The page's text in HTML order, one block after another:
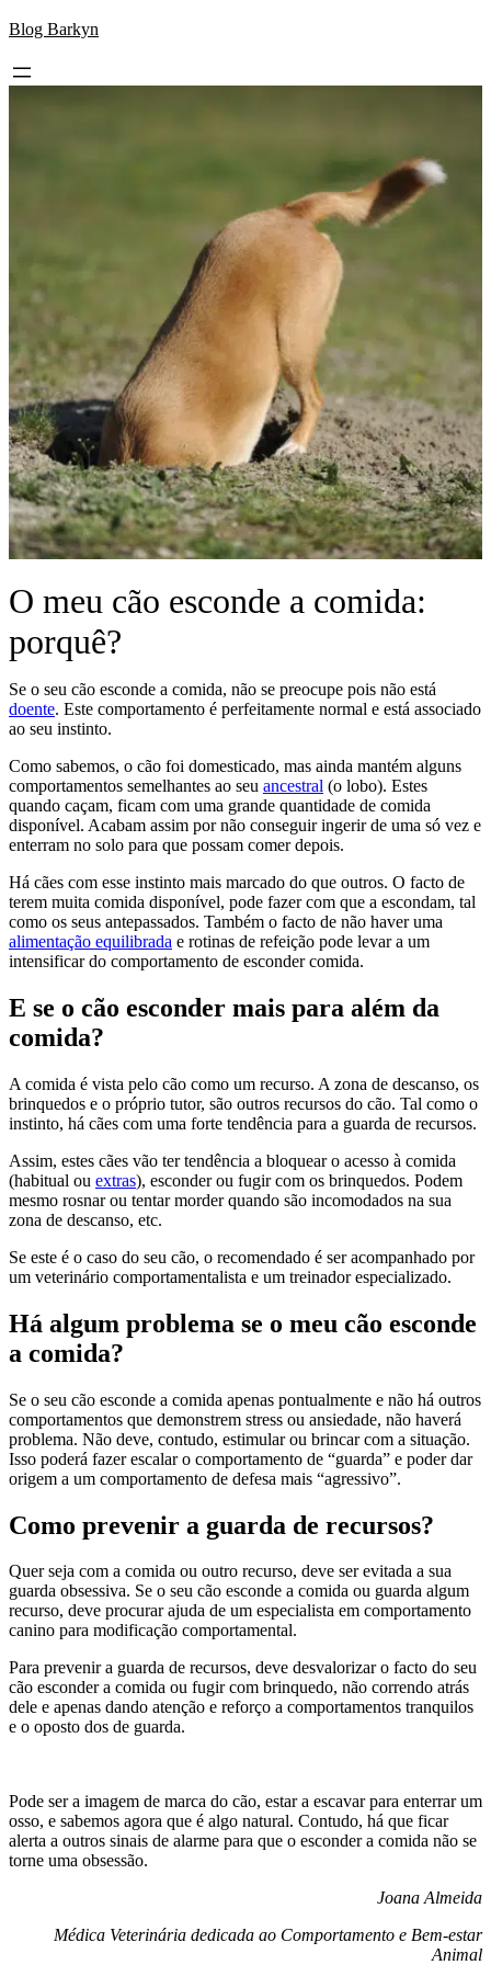
Skip
content
Blog Barkyn
O meu cão esconde a comida:
porquê?
Se o seu cão esconde a comida, não se preocupe pois não está
doente. Este comportamento é perfeitamente normal e está associado
ao seu instinto.
Como sabemos, o cão foi domesticado, mas ainda mantém alguns
comportamentos semelhantes ao seu ancestral (o lobo). Estes
quando caçam, ficam com uma grande quantidade de comida
disponível. Acabam assim por não conseguir ingerir de uma só vez e
enterram no solo para que possam comer depois.
Há cães com esse instinto mais marcado do que outros. O facto de
terem muita comida disponível, pode fazer com que a escondam, tal
como os seus antepassados. Também o facto de não haver uma
alimentação equilibrada e rotinas de refeição pode levar a um
intensificar do comportamento de esconder comida.
E se o cão esconder mais para além da
comida?
A comida é vista pelo cão como um recurso. A zona de descanso, os
brinquedos e o próprio tutor, são outros recursos do cão. Tal como o
instinto, há cães com uma forte tendência para a guarda de recursos.
Assim, estes cães vão ter tendência a bloquear o acesso à comida
(habitual ou extras), esconder ou fugir com os brinquedos. Podem
mesmo rosnar ou tentar morder quando são incomodados na sua
zona de descanso, etc.
Se este é o caso do seu cão, o recomendado é ser acompanhado por
um veterinário comportamentalista e um treinador especializado.
Há algum problema se o meu cão esconde
a comida?
Se o seu cão esconde a comida apenas pontualmente e não há outros
comportamentos que demonstrem stress ou ansiedade, não haverá
problema. Não deve, contudo, estimular ou brincar com a situação.
Isso poderá fazer escalar o comportamento de “guarda” e poder dar
origem a um comportamento de defesa mais “agressivo”.
Como prevenir a guarda de recursos?
Quer seja com a comida ou outro recurso, deve ser evitada a sua
guarda obsessiva. Se o seu cão esconde a comida ou guarda algum
recurso, deve procurar ajuda de um especialista em comportamento
canino para modificação comportamental.
Para prevenir a guarda de recursos, deve desvalorizar o facto do seu
cão esconder a comida ou fugir com brinquedo, não correndo atrás
dele e apenas dando atenção e reforço a comportamentos tranquilos
e o oposto dos de guarda.
Pode ser a imagem de marca do cão, estar a escavar para enterrar um
osso, e sabemos agora que é algo natural. Contudo, há que ficar
alerta a outros sinais de alarme para que o esconder a comida não se
torne uma obsessão.
Joana Almeida
Médica Veterinária dedicada ao Comportamento e Bem-estar
Animal